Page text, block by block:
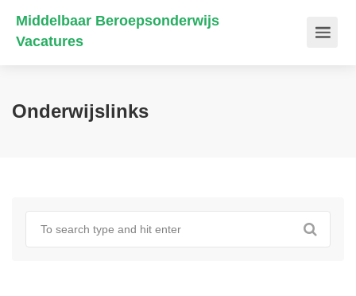
Middelbaar Beroepsonderwijs
Vacatures
Onderwijslinks